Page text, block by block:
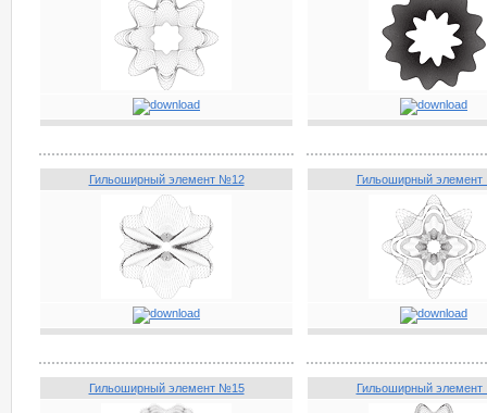
Гильоширный элемент №12 Гильоширный
Гильоширный элемент №15 Гильоширный